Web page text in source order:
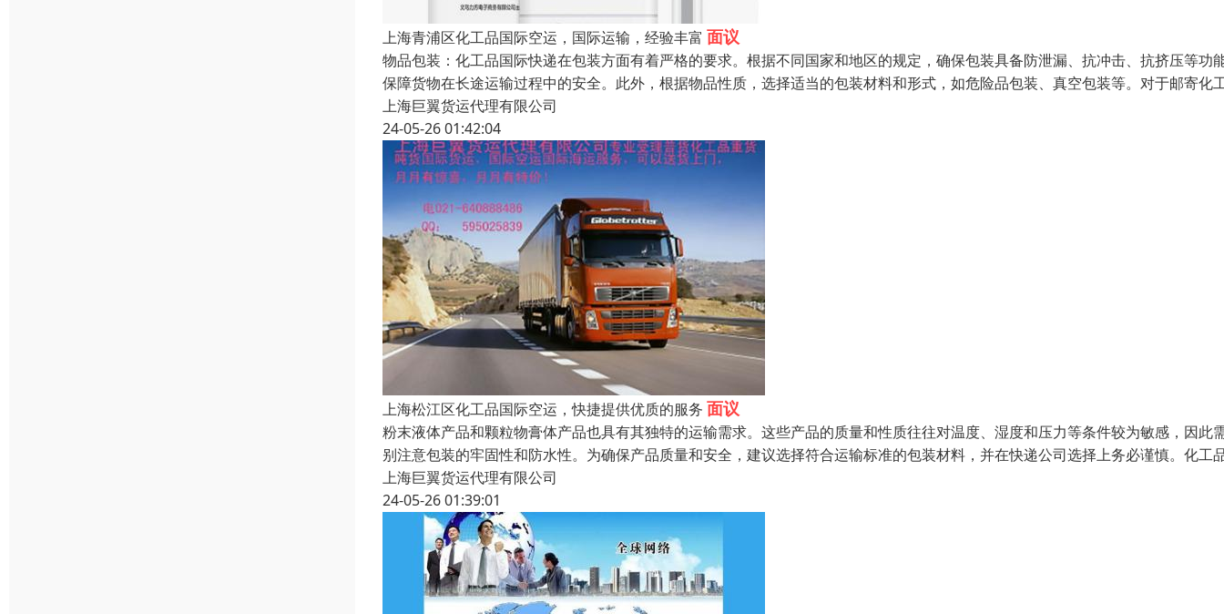
上海青浦区化工品国际空运，国际运输，经验丰富 面议
物品包装：化工品国际快递在包装方面有着严格的要求。根据不同国家和地区的规定，确保包装具备防泄漏、抗冲击、抗挤压等功
保障货物在长途运输过程中的安全。此外，根据物品性质，选择适当的包装材料和形式，如危险品包装、真空包装等。对于邮寄化
上海巨翼货运代理有限公司
24-05-26 01:42:04
上海松江区化工品国际空运，快捷提供优质的服务 面议
粉末液体产品和颗粒物膏体产品也具有其独特的运输需求。这些产品的质量和性质往往对温度、湿度和压力等条件较为敏感，因此
别注意包装的牢固性和防水性。为确保产品质量和安全，建议选择符合运输标准的包装材料，并在快递公司选择上务必谨慎。化工
上海巨翼货运代理有限公司
24-05-26 01:39:01